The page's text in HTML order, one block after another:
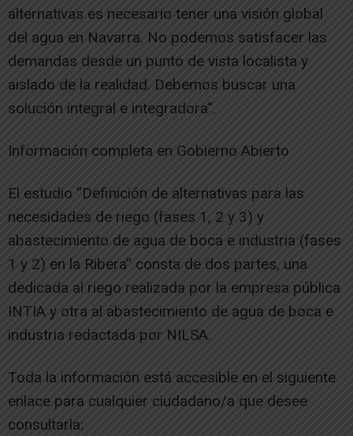
alternativas es necesario tener una visión global
del agua en Navarra. No podemos satisfacer las
demandas desde un punto de vista localista y
aislado de la realidad. Debemos buscar una
solución integral e integradora”.
Información completa en Gobierno Abierto
El estudio “Definición de alternativas para las
necesidades de riego (fases 1, 2 y 3) y
abastecimiento de agua de boca e industria (fases
1 y 2) en la Ribera” consta de dos partes, una
dedicada al riego realizada por la empresa pública
INTIA y otra al abastecimiento de agua de boca e
industria redactada por NILSA.
Toda la información está accesible en el siguiente
enlace para cualquier ciudadano/a que desee
consultarla: